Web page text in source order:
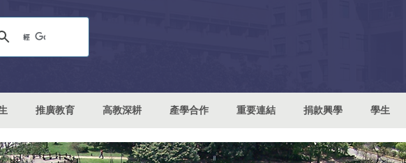
推廣教育 高教深耕 產學合作 重要連結 捐款興學 學生